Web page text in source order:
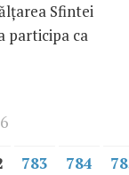
Sfintei
participa ca
783 784